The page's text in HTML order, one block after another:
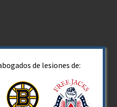
de lesiones de: